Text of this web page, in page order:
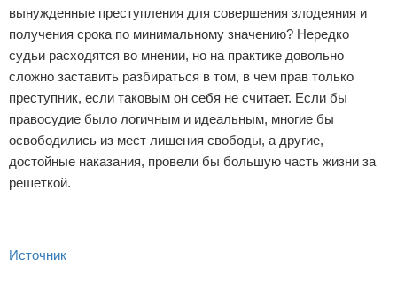
вынужденные преступления для совершения злодеяния и
получения срока по минимальному значению? Нередко
судьи расходятся во мнении, но на практике довольно
сложно заставить разбираться в том, в чем прав только
преступник, если таковым он себя не считает. Если бы
правосудие было логичным и идеальным, многие бы
освободились из мест лишения свободы, а другие,
достойные наказания, провели бы большую часть жизни за
решеткой.
Источник